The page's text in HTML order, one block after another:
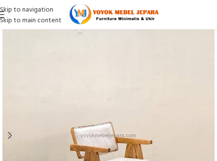
Skip to navigation
Skip to main content